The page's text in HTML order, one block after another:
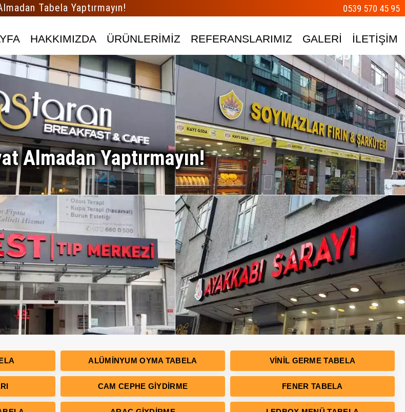
Tabela Yaptırmayın! 0539 570 45 95
HAKKIMIZDA ÜRÜNLERİMİZ REFERANSLARIMIZ GALERİ İLETİŞİM
Almadan Yaptırmayın!
ALÜMINYUM OYMA TABELA VINIL GERME TABELA
CAM CEPHE GIYDIRME FENER TABELA